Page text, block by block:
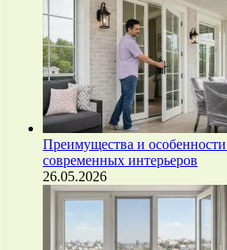
Преимущества и
современных интерьеров
26.05.2026